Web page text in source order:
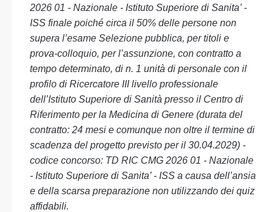
2026 01 - Nazionale - Istituto Superiore di Sanita’ -
ISS finale poiché circa il 50% delle persone non
supera l’esame Selezione pubblica, per titoli e
prova-colloquio, per l’assunzione, con contratto a
tempo determinato, di n. 1 unità di personale con il
profilo di Ricercatore III livello professionale
dell’Istituto Superiore di Sanità presso il Centro di
Riferimento per la Medicina di Genere (durata del
contratto: 24 mesi e comunque non oltre il termine di
scadenza del progetto previsto per il 30.04.2029) -
codice concorso: TD RIC CMG 2026 01 - Nazionale
- Istituto Superiore di Sanita’ - ISS a causa dell’ansia
e della scarsa preparazione non utilizzando dei quiz
affidabili.